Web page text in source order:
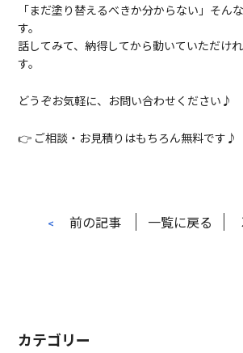
「まだ塗り替えるべきか分からない」そん
す。
話してみて、納得してから動いていただけ
す。
どうぞお気軽に、お問い合わせください♪
👉 ご相談・お見積りはもちろん無料です♪
< 前の記事 一覧に戻る
カテゴリー